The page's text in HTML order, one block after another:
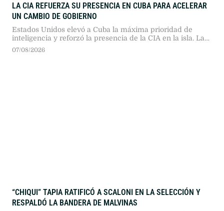
LA CIA REFUERZA SU PRESENCIA EN CUBA PARA ACELERAR
UN CAMBIO DE GOBIERNO
Estados Unidos elevó a Cuba la máxima prioridad de
inteligencia y reforzó la presencia de la CIA en la isla. La
medida busca acelerar la caída del régimen castrista
07/08/2026
“CHIQUI” TAPIA RATIFICÓ A SCALONI EN LA SELECCIÓN Y
RESPALDÓ LA BANDERA DE MALVINAS